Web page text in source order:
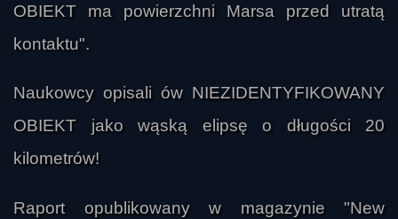
OBIEKT ma powierzchni Marsa przed utratą
kontaktu".
Naukowcy opisali ów NIEZIDENTYFIKOWANY
OBIEKT jako wąską elipsę o długości 20
kilometrów!
Raport opublikowany w magazynie "New